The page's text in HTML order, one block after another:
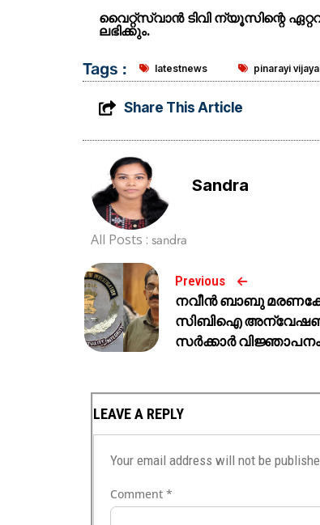
വൈറ്റ്സ്വാൻ ടിവി ന്യൂസിന്റെ
ലഭിക്കും.
Tags : latestnews pinarayi
Share This Article
Sandra
All Posts : sandra
Previous
നവീൻ ബാബു
സിബിഐ
സർക്കാർ വിജ്ഞാപനം
LEAVE A REPLY
Your email address will not be
Comment *